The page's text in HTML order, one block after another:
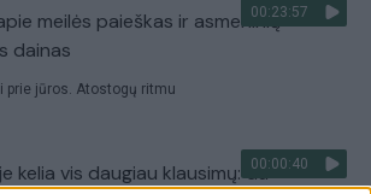
00:23:57
meilės paieškas ir asmeninių
dainas
prie jūros. Atostogų ritmu
00:00:40
kelia vis daugiau klausimų: du